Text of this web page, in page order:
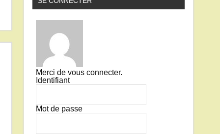
Merci de vous connecter.
Identifiant
Mot de passe